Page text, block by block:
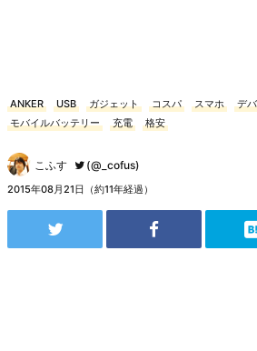
ANKER USB ガジェット コスパ スマホ デ
モバイルバッテリー
充電 格安
こふす (@_cofus)
2015年08月21日（約11年経過）